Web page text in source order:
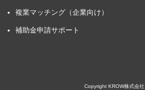
複業マッチング（企業向け）
補助金申請サポート
Copyright KROW株式会社